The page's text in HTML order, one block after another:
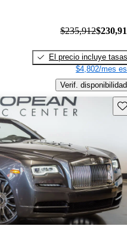
$235,912
El precio incluye tasas
$4,802/mes
Verif. disponibilidad